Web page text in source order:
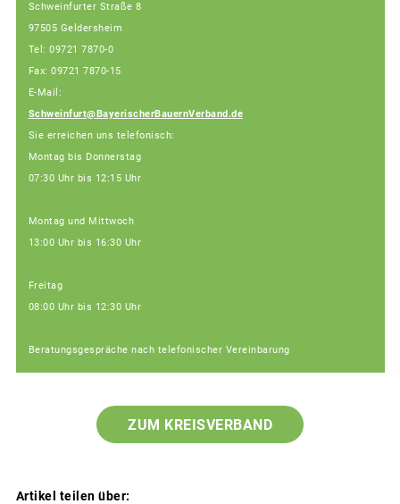
Schweinfurter Straße 8
97505 Geldersheim
Tel: 09721 7870-0
Fax: 09721 7870-15
E-Mail:
Schweinfurt@BayerischerBauernVerband.de
Sie erreichen uns telefonisch:
Montag bis Donnerstag
07:30 Uhr bis 12:15 Uhr
Montag und Mittwoch
13:00 Uhr bis 16:30 Uhr
Freitag
08:00 Uhr bis 12:30 Uhr
Beratungsgespräche nach telefonischer Vereinbarung
ZUM KREISVERBAND
Artikel teilen über: